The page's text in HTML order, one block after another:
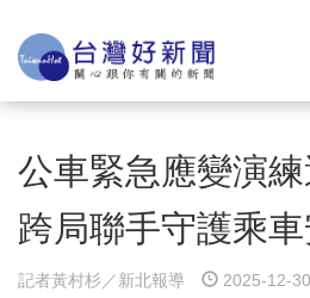
公車緊急應變演
跨局聯手守護乘
記者黃村杉／新北報導 2025-12-